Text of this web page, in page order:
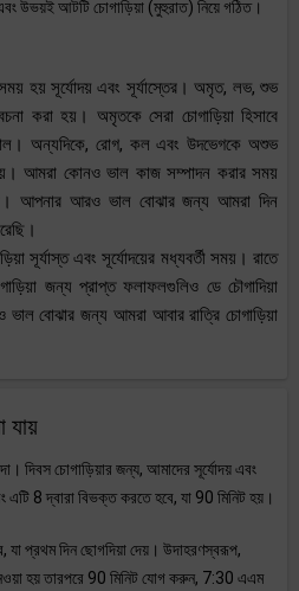
এবং উভয়ই আটটি চোগাড়িয়া (মুহুরাত) নিয়ে গঠিত।
হয় সূর্যোদয় এবং সূর্যাস্তের। অমৃত, লভ, শুভ
করা হয়। অমৃতকে সেরা চোগাড়িয়া হিসাবে
অন্যদিকে, রোগ, কল এবং উদভেগকে অশুভ
হয়। আমরা কোনও ভাল কাজ সম্পাদন করার সময়
আপনার আরও ভাল বোঝার জন্য আমরা দিন
সূর্যাস্ত এবং সূর্যোদয়ের মধ্যবর্তী সময়। রাতে
জন্য প্রাপ্ত ফলাফলগুলিও ডে চৌগাদিয়া
বোঝার জন্য আমরা আবার রাত্রি চোগাড়িয়া
যায়
দিবস চোগাড়িয়ার জন্য, আমাদের সূর্যোদয় এবং
এটি 8 দ্বারা বিভক্ত করতে হবে, যা 90 মিনিট হয়।
প্রথম দিন ছোগদিয়া দেয়। উদাহরণস্বরূপ,
হয় তারপরে 90 মিনিট যোগ করুন, 7:30 এএম